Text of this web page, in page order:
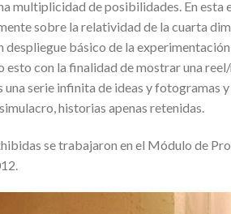
multiplicidad de posibilidades. En
sobre la relatividad de la cuarta
despliegue básico de la
esto con la finalidad de mostrar una
una serie infinita de ideas y
historias apenas retenidas.
se trabajaron en el Módulo de